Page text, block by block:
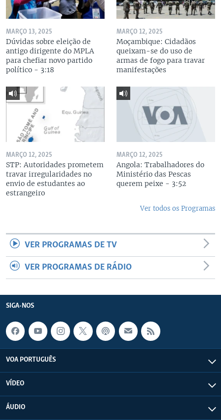
MARÇO 13, 2025
Dúvidas sobre eleição de
antigo dirigente do MPLA
para chefiar novo partido
político - 3:18
MARÇO 12, 2025
Moçambique: Cidadãos
queixam-se do uso de
armas de fogo para travar
manifestações
MARÇO 12, 2025
STP: Autoridades prometem
travar irregularidades no
envio de estudantes ao
estrangeiro
MARÇO 12, 2025
Angola: Trabalhadores do
Ministério das Pescas
querem peixe - 3:52
Ver todos os Programas
VER PROGRAMAS DE TV
VER PROGRAMAS DE RÁDIO
SIGA-NOS
VOA PORTUGUÊS
VÍDEO
ÁUDIO